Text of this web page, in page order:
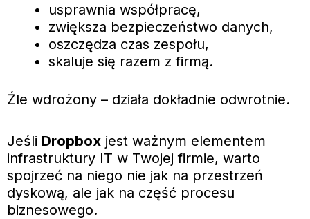
usprawnia współpracę,
zwiększa bezpieczeństwo danych,
oszczędza czas zespołu,
skaluje się razem z firmą.
Źle wdrożony – działa dokładnie odwrotnie.
Jeśli Dropbox jest ważnym elementem
infrastruktury IT w Twojej firmie, warto
spojrzeć na niego nie jak na przestrzeń
dyskową, ale jak na część procesu
biznesowego.